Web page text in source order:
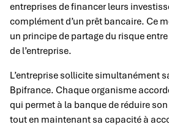
entreprises de financer leurs
complément d’un prêt bancaire. Ce
un principe de partage du risque
de l’entreprise.
L’entreprise sollicite simultanément
Bpifrance. Chaque organisme
qui permet à la banque de réduire
tout en maintenant sa capacité à